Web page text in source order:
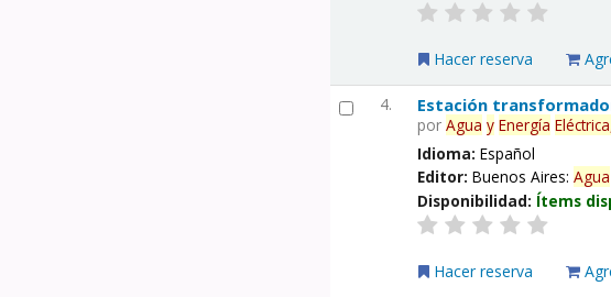
Hacer reserva
4. Estación
porAgua y Energía
Idioma:Español
Editor:Buenos Aires:Agua
Disponibilidad: Ítems
Hacer reserva